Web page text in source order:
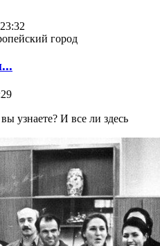
город
узнаете? И все ли здесь